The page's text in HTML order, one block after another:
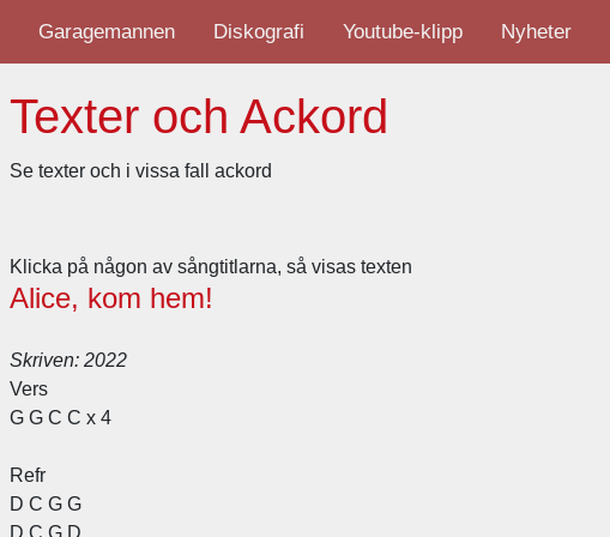
Garagemannen Diskografi Youtube-klipp Nyheter
Texter och Ackord
Se texter och i vissa fall ackord
Klicka på någon av sångtitlarna, så visas texten
Alice, kom hem!
Skriven: 2022
Vers
G G C C x 4
Refr
D C G G
D C G D